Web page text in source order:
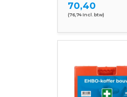
70,40
(76,74 Incl. btw)